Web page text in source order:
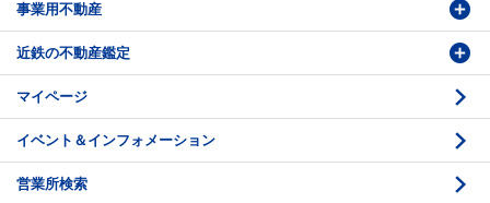
投資・事業用検索
購入のお問い合わせ
売却相談
賃貸物件検索
学園前賃貸センター
賃貸借のお問い合わせ
事業用不動産
購入・売却の流れ
収益不動産の取扱
底地の資産性
相続と不動産
近鉄の不動産鑑定
時価評価支援
鑑定評価ご相談例
鑑定評価の流れ
マイページ
イベント＆インフォメーション
営業所検索